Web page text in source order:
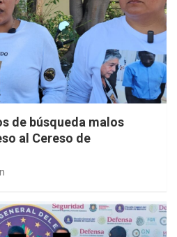
de búsqueda malos
al Cereso de